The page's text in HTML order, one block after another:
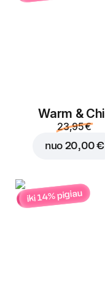
Warm &
23,95 €
nuo 20,00 €
iki 14% pigiau